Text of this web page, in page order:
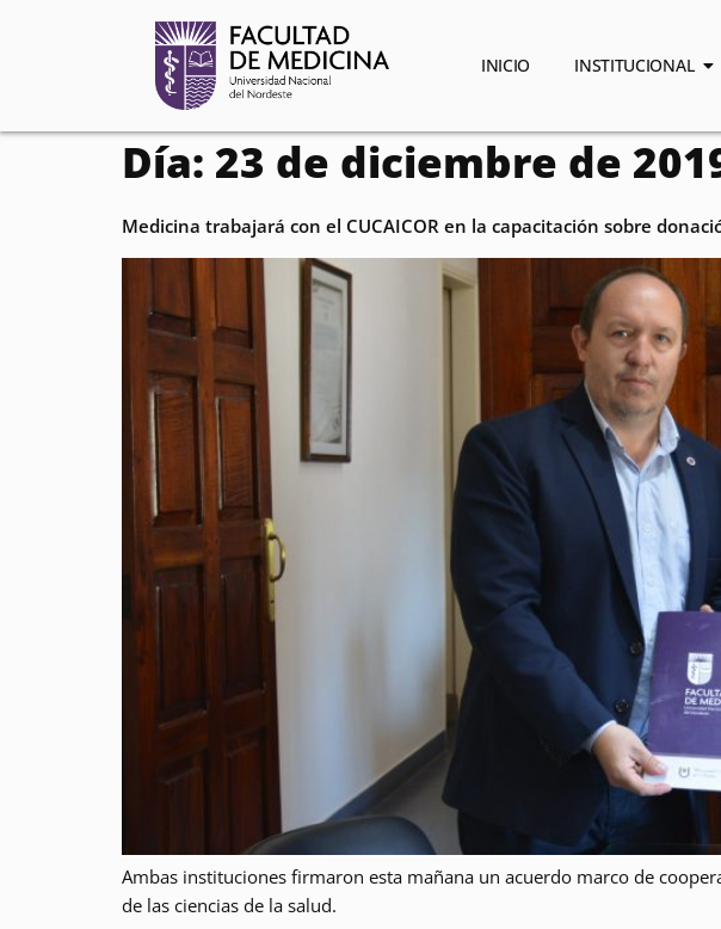
INICIO INSTITUCIONAL
Día: 23 de diciembre de
Medicina trabajará con el CUCAICOR en la capacitación sobre
Ambas instituciones firmaron esta mañana un acuerdo marco de
de las ciencias de la salud.